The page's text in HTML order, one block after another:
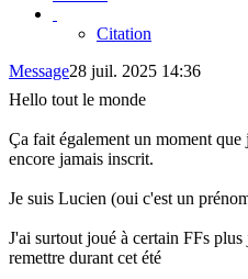
Citation
Message28 juil. 2025 14:36
Hello tout le monde
Ça fait également un moment
encore jamais inscrit.
Je suis Lucien (oui c'est un
J'ai surtout joué à certain FFs
remettre durant cet été